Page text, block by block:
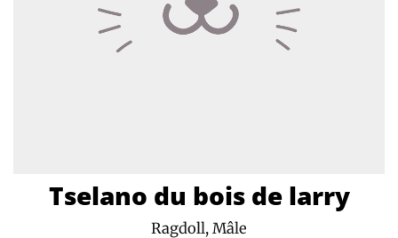
Tselano du bois de larry
Ragdoll, Mâle